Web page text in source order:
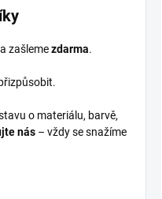
zašlemezdarma.
o materiálu, barvě,
nás – vždy se snažíme